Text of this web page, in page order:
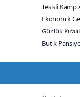
Tesisli Kamp
Ekonomik
Günlük
Butik